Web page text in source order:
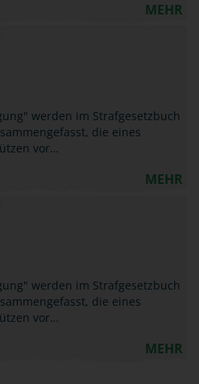
MEHR
werden im Strafgesetzbuch
die eines
vor…
MEHR
werden im Strafgesetzbuch
die eines
vor…
MEHR